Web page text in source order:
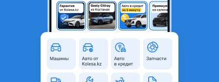
Hyundai Santa Fe Travel 2026 года
17 390 000 ₸ Новая Официальный дилер
2023 - н.в. 5 поколение